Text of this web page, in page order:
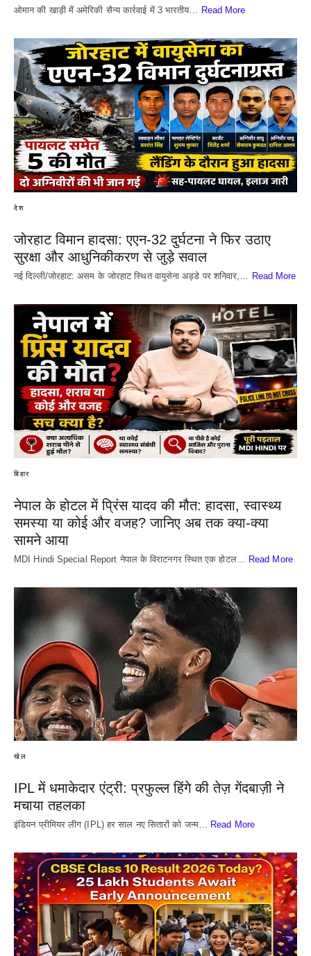
​ओमान की खाड़ी में अमेरिकी सैन्य कार्रवाई में 3 भारतीय… Read More
देश
जोरहाट विमान हादसा: एएन-32 दुर्घटना ने फिर उठाए
सुरक्षा और आधुनिकीकरण से जुड़े सवाल
नई दिल्ली/जोरहाट: असम के जोरहाट स्थित वायुसेना अड्डे पर शनिवार,… Read More
बिहार
नेपाल के होटल में प्रिंस यादव की मौत: हादसा, स्वास्थ्य
समस्या या कोई और वजह? जानिए अब तक क्या-क्या
सामने आया
MDI Hindi Special Report नेपाल के विराटनगर स्थित एक होटल… Read More
खेल
IPL में धमाकेदार एंट्री: प्रफुल्ल हिंगे की तेज़ गेंदबाज़ी ने
मचाया तहलका
इंडियन प्रीमियर लीग (IPL) हर साल नए सितारों को जन्म… Read More